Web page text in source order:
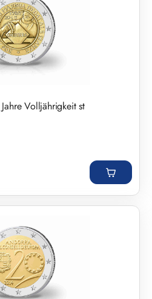
Volljährigkeit st